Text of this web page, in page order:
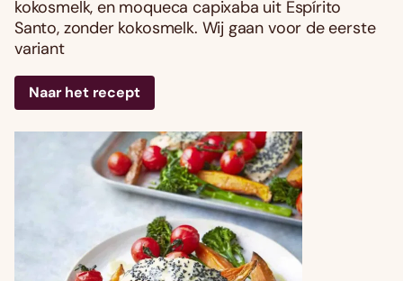
kokosmelk, en moqueca capixaba uit Espírito
Santo, zonder kokosmelk. Wij gaan voor de eerste
variant
Naar het recept